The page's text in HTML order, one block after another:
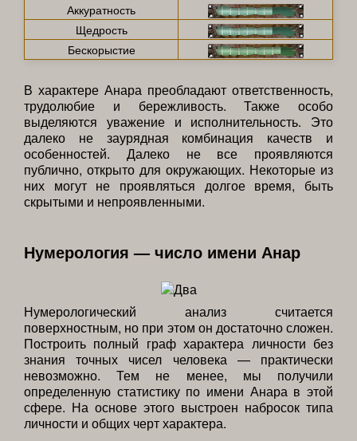
Аккуратность
Щедрость
Бескорыстие
В характере Анара преобладают ответственность,
трудолюбие и бережливость. Также особо
выделяются уважение и исполнительность. Это
далеко не заурядная комбинация качеств и
особенностей. Далеко не все проявляются
публично, открыто для окружающих. Некоторые из
них могут не проявляться долгое время, быть
скрытыми и непроявленными.
Нумерология — число имени Анар
Нумерологический анализ считается
поверхностным, но при этом он достаточно сложен.
Построить полный граф характера личности без
знания точных чисел человека — практически
невозможно. Тем не менее, мы получили
определенную статистику по имени Анара в этой
сфере. На основе этого выстроен набросок типа
личности и общих черт характера.